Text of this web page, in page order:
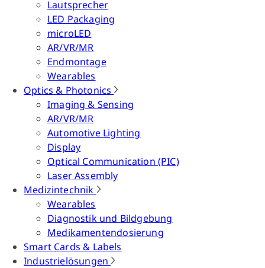
Lautsprecher
LED Packaging
microLED
AR/VR/MR
Endmontage
Wearables
Optics & Photonics
Imaging & Sensing
AR/VR/MR
Automotive Lighting
Display
Optical Communication (PIC)
Laser Assembly
Medizintechnik
Wearables
Diagnostik und Bildgebung
Medikamentendosierung
Smart Cards & Labels
Industrielösungen